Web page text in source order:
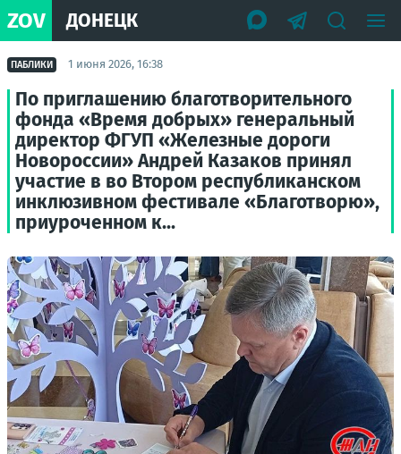
ZOV ДОНЕЦК
ПАБЛИКИ 1 июня 2026, 16:38
По приглашению благотворительного
фонда «Время добрых» генеральный
директор ФГУП «Железные дороги
Новороссии» Андрей Казаков принял
участие в во Втором республиканском
инклюзивном фестивале «Благотворю»,
приуроченном к...